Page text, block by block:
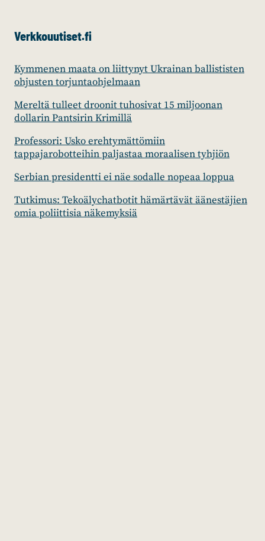
Verkkouutiset.fi
Kymmenen maata on liittynyt Ukrainan ballististen
ohjusten torjuntaohjelmaan
Mereltä tulleet droonit tuhosivat 15 miljoonan
dollarin Pantsirin Krimillä
Professori: Usko erehtymättömiin
tappajarobotteihin paljastaa moraalisen tyhjiön
Serbian presidentti ei näe sodalle nopeaa loppua
Tutkimus: Tekoälychatbotit hämärtävät äänestäjien
omia poliittisia näkemyksiä